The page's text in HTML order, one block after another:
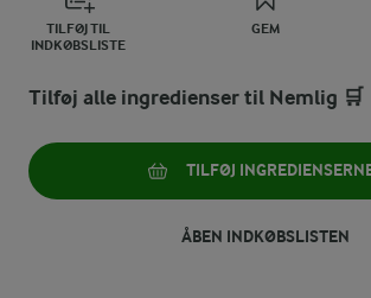
TILFØJ TIL
INDKØBSLISTE
GEM
Tilføj alle ingredienser til Nemlig 🛒
TILFØJ
ÅBEN INDKØBSLISTEN